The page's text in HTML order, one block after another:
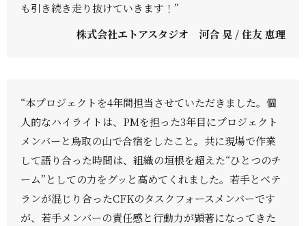
も引き続き走り抜けていきます！”
株式会社エトアスタジオ 河合 晃 / 住友 恵理
“本プロジェクトを4年間担当させていただきました。個
人的なハイライトは、PMを担った3年目にプロジェクト
メンバーと鳥取の山で合宿をしたこと。共に現場で作業
して語り合った時間は、組織の垣根を超えた“ひとつのチ
ーム”としての力をグッと高めてくれました。若手とベテ
ランが混じり合ったCFKのタスクフォースメンバーです
が、若手メンバーの責任感と行動力が顕著になってきた